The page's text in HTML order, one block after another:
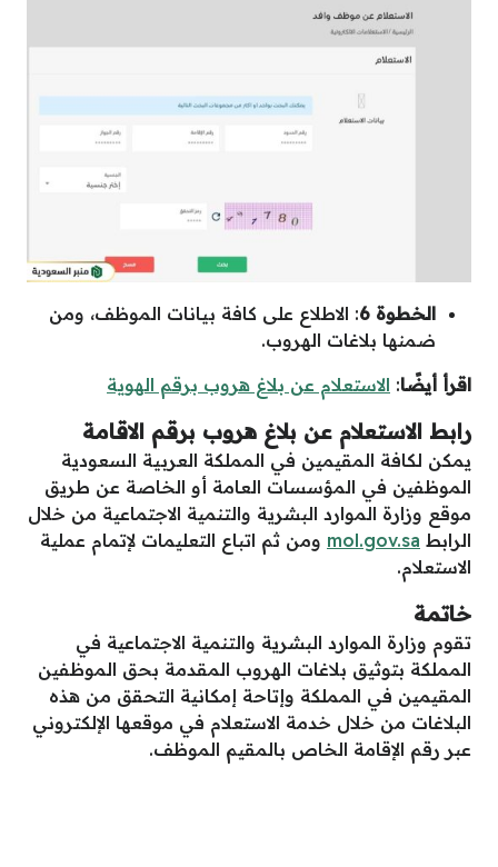
الخطوة 6
: الاطلاع على كافة بيانات الموظف، ومن
ضمنها بلاغات الهروب.
اقرأ أيضًا: الاستعلام عن بلاغ هروب برقم الهوية
رابط الاستعلام عن بلاغ هروب برقم الاقامة
يمكن لكافة المقيمين في المملكة العربية السعودية
الموظفين في المؤسسات العامة أو الخاصة عن طريق
موقع وزارة الموارد البشرية والتنمية الاجتماعية من خلال
الرابط mol.gov.sa ومن ثم اتباع التعليمات لإتمام عملية
الاستعلام.
خاتمة
تقوم وزارة الموارد البشرية والتنمية الاجتماعية في
المملكة بتوثيق بلاغات الهروب المقدمة بحق الموظفين
المقيمين في المملكة وإتاحة إمكانية التحقق من هذه
البلاغات من خلال خدمة الاستعلام في موقعها الإلكتروني
عبر رقم الإقامة الخاص بالمقيم الموظف.